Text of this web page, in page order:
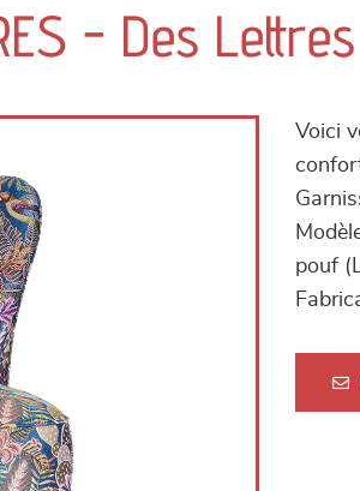
- Des Lettres
Voici
pouf